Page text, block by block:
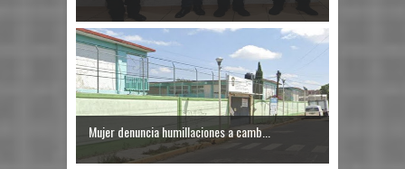
Mujer denuncia humillaciones a camb...